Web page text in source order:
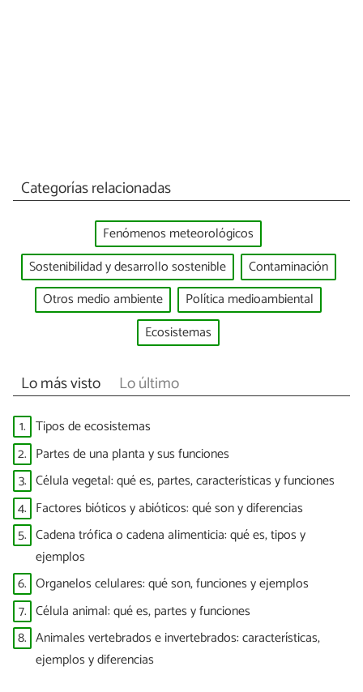
Categorías relacionadas
Fenómenos meteorológicos
Sostenibilidad y desarrollo sostenible
Contaminación
Otros medio ambiente
Política medioambiental
Ecosistemas
Lo más visto Lo último
1. Tipos de ecosistemas
2. Partes de una planta y sus funciones
3. Célula vegetal: qué es, partes, características y funciones
4. Factores bióticos y abióticos: qué son y diferencias
5. Cadena trófica o cadena alimenticia: qué es, tipos y
ejemplos
6. Organelos celulares: qué son, funciones y ejemplos
7. Célula animal: qué es, partes y funciones
8. Animales vertebrados e invertebrados: características,
ejemplos y diferencias